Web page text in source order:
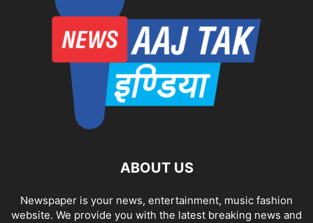
ABOUT US
Newspaper is your news, entertainment, music fashion
website. We provide you with the latest breaking news and